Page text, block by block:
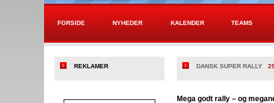
FORSIDE NYHEDER KALENDER TEAMS
DANSK SUPER RALLY
Mega godt rally – og
REKLAMER